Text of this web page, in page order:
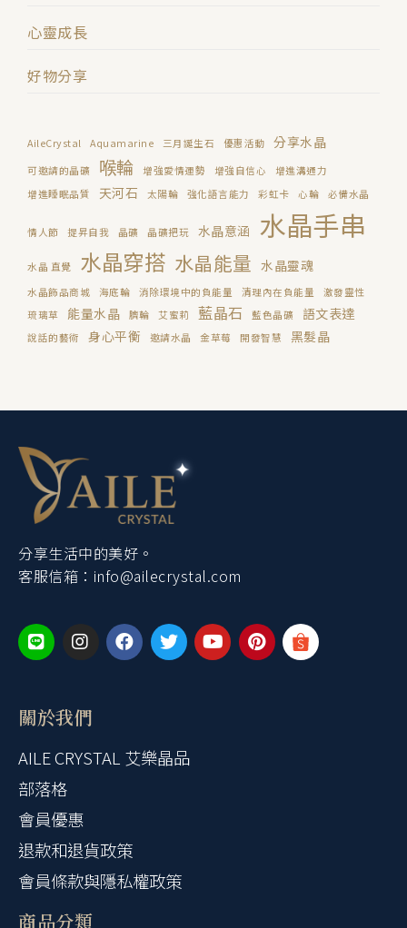
心靈成長
好物分享
AileCrystal Aquamarine 三月誕生石 優惠活動 分享水晶
可邀請的晶礦 喉輪 增強愛情運勢 增強自信心
增進溝通力
增進睡眠品質
天河石 太陽輪 強化語言能力 彩虹卡 心輪 必備水晶
情人節 提昇自我 晶礦 晶礦把玩 水晶意涵 水晶手串
水晶 直覺 水晶穿搭 水晶能量 水晶靈魂
水晶飾品商城 海底輪 消除環境中的負能量 清理內在負能量
激發靈性
琉璃草
能量水晶 臍輪 艾蜜莉 藍晶石 藍色晶礦 語文表達
說話的藝術 身心平衡 邀請水晶 金草莓 開發智慧 黑髮晶
分享生活中的美好。
客服信箱： info@ailecrystal.com
關於我們
AILE CRYSTAL 艾樂晶品
部落格
會員優惠
退款和退貨政策
會員條款與隱私權政策
商品分類